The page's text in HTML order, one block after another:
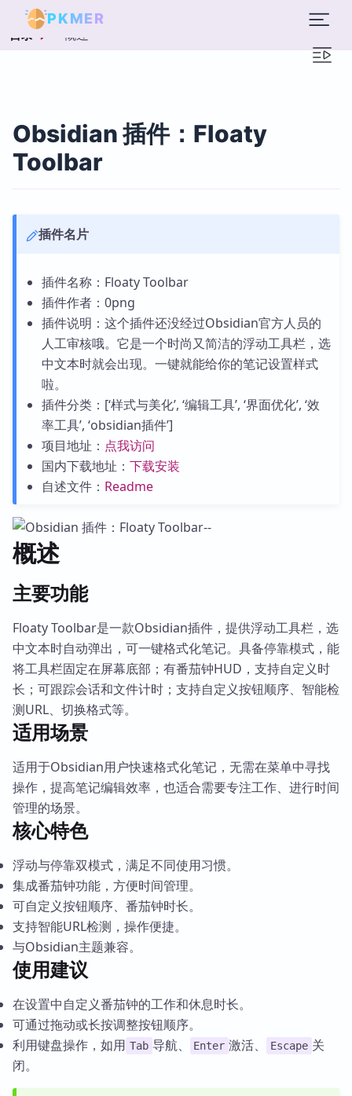
PKMER
目录 概述
Obsidian 插件：Floaty
Toolbar
插件名片
插件名称：Floaty Toolbar
插件作者：0png
插件说明：这个插件还没经过Obsidian官方人员的
人工审核哦。它是一个时尚又简洁的浮动工具栏，选
中文本时就会出现。一键就能给你的笔记设置样式
啦。
插件分类：[‘样式与美化’, ‘编辑工具’, ‘界面优化’, ‘效
率工具’, ‘obsidian插件’]
项目地址： 点我访问
国内下载地址： 下载安装
自述文件： Readme
概述
主要功能
Floaty Toolbar是一款Obsidian插件，提供浮动工具栏，选
中文本时自动弹出，可一键格式化笔记。具备停靠模式，能
将工具栏固定在屏幕底部；有番茄钟HUD，支持自定义时
长；可跟踪会话和文件计时；支持自定义按钮顺序、智能检
测URL、切换格式等。
适用场景
适用于Obsidian用户快速格式化笔记，无需在菜单中寻找
操作，提高笔记编辑效率，也适合需要专注工作、进行时间
管理的场景。
核心特色
浮动与停靠双模式，满足不同使用习惯。
集成番茄钟功能，方便时间管理。
可自定义按钮顺序、番茄钟时长。
支持智能URL检测，操作便捷。
与Obsidian主题兼容。
使用建议
在设置中自定义番茄钟的工作和休息时长。
可通过拖动或长按调整按钮顺序。
利用键盘操作，如用 Tab 导航、 Enter 激活、 Escape 关
闭。